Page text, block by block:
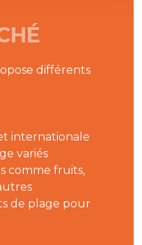
différents
internationale
variés
comme fruits,
de plage pour